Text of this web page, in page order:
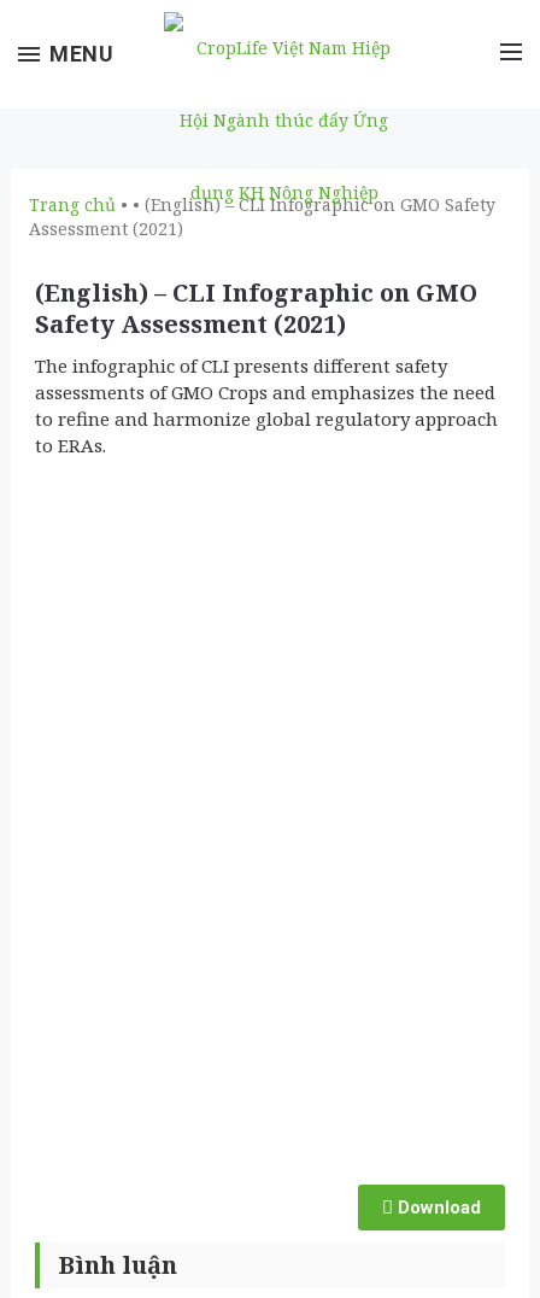
ToggleMENU
Trang chủ• • (English) – CLI Infographic on GMO Safety
Assessment (2021)
(English) – CLI Infographic on GMO
Safety Assessment (2021)
The infographic of CLI presents different safety
assessments of GMO Crops and emphasizes the need
to refine and harmonize global regulatory approach
to ERAs.
Download
Bình luận